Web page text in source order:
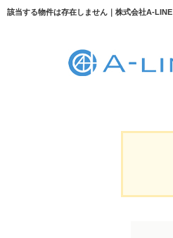
該当する物件は存在しません｜株式会社A-LINE